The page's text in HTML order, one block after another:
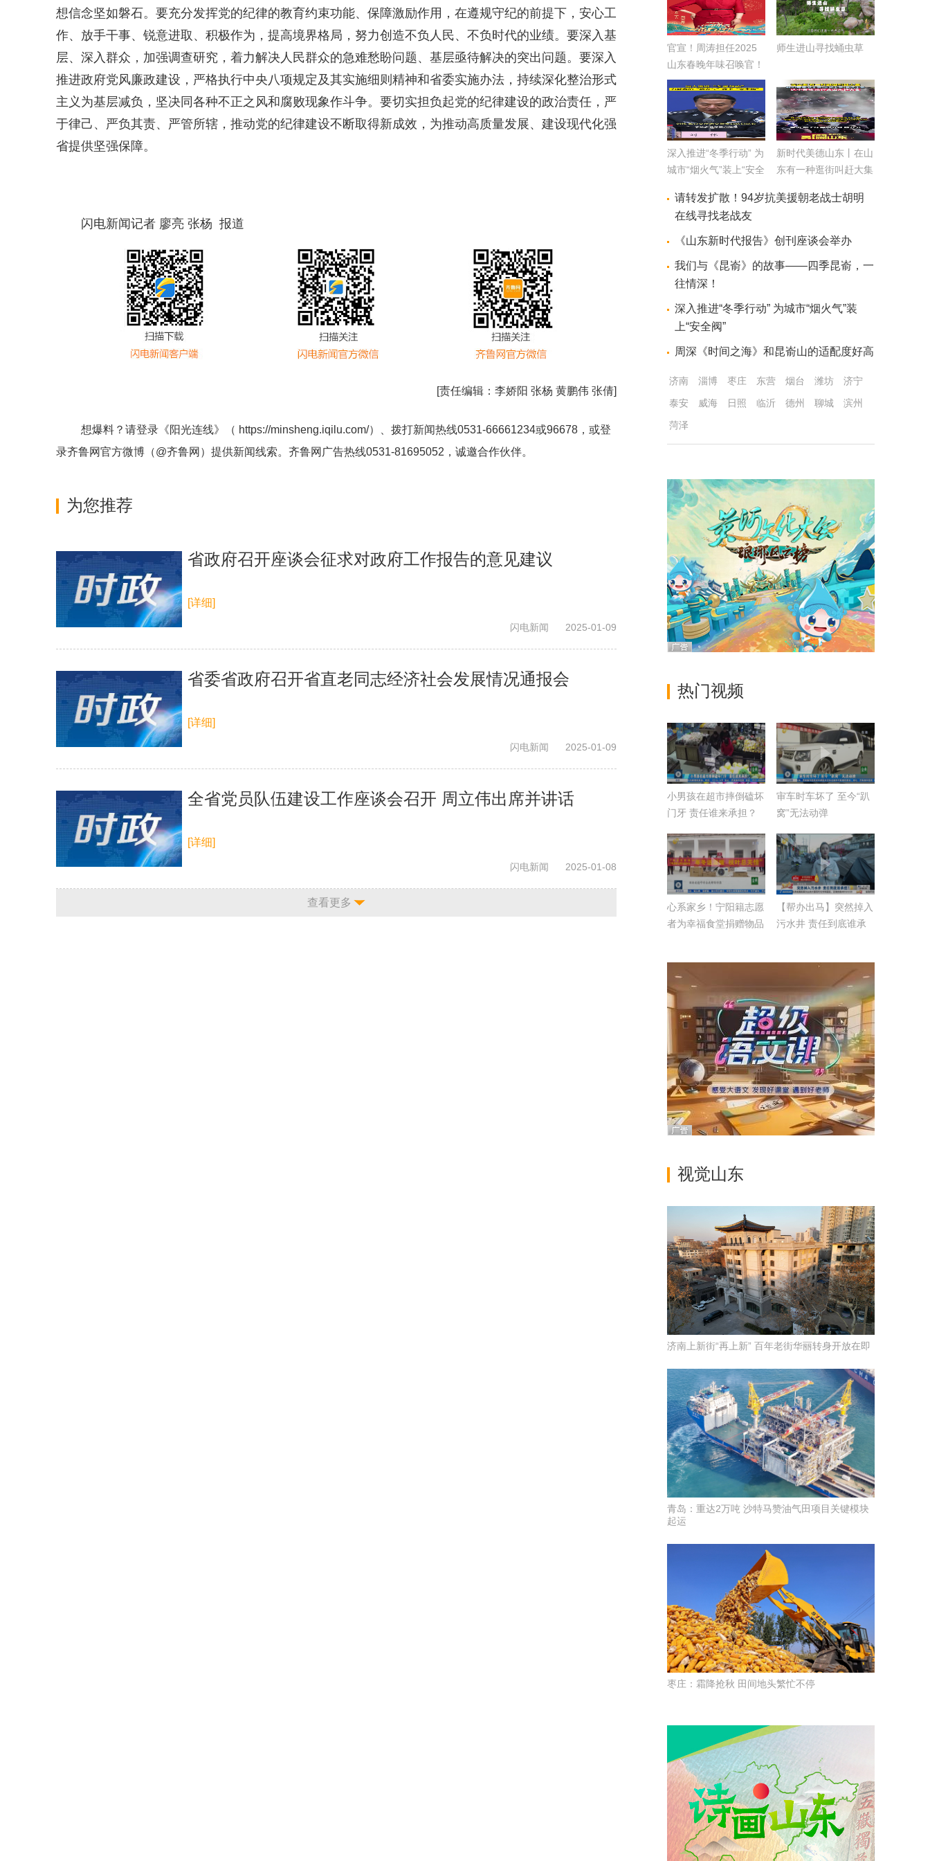
想信念坚如磐石。要充分发挥党的纪律的教育约束功能、保障激励作用，在遵规守纪的前提下，安心工
作、放手干事、锐意进取、积极作为，提高境界格局，努力创造不负人民、不负时代的业绩。要深入基
层、深入群众，加强调查研究，着力解决人民群众的急难愁盼问题、基层亟待解决的突出问题。要深入
推进政府党风廉政建设，严格执行中央八项规定及其实施细则精神和省委实施办法，持续深化整治形式
主义为基层减负，坚决同各种不正之风和腐败现象作斗争。要切实担负起党的纪律建设的政治责任，严
于律己、严负其责、严管所辖，推动党的纪律建设不断取得新成效，为推动高质量发展、建设现代化强
省提供坚强保障。
闪电新闻记者 廖亮 张杨 报道
[责任编辑： 李娇阳 张杨 黄鹏伟 张倩]
想爆料？请登录《阳光连线》（ https://minsheng.iqilu.com/）、拨打新闻热线0531-66661234或96678，或登
录齐鲁网官方微博（@齐鲁网 ）提供新闻线索。齐鲁网广告热线0531-81695052 ，诚邀合作伙伴。
为您推荐
省政府召开座谈会征求对政府工作报告的意见建议
[详细]
闪电新闻 2025-01-09
省委省政府召开省直老同志经济社会发展情况通报会
[详细]
闪电新闻 2025-01-09
全省党员队伍建设工作座谈会召开 周立伟出席并讲话
[详细]
闪电新闻 2025-01-08
查看更多
官宣！周涛担任2025
山东春晚年味召唤官！
师生进山寻找蛹虫草
深入推进“冬季行动” 为
城市“烟火气”装上“安全
新时代美德山东丨在山
东有一种逛街叫赶大集
黄河大集 运河大集 海
请转发扩散！94岁抗美援朝老战士胡明
在线寻找老战友
《山东新时代报告》创刊座谈会举办
我们与《昆嵛》的故事——四季昆嵛，一
往情深！
深入推进“冬季行动” 为城市“烟火气”装
上“安全阀”
周深《时间之海》和昆嵛山的适配度好高
济南 淄博 枣庄 东营 烟台 潍坊
济宁
泰安
威海 日照 临沂 德州 聊城
滨州
菏泽
热门视频
小男孩在超市摔倒磕坏
门牙 责任谁来承担？
审车时车坏了 至今“趴
窝”无法动弹
心系家乡！宁阳籍志愿
者为幸福食堂捐赠物品
【帮办出马】突然掉入
污水井 责任到底谁承
视觉山东
济南上新街“再上新” 百年老街华丽转身开放在即
青岛：重达2万吨 沙特马赞油气田项目关键模块
起运
枣庄：霜降抢秋 田间地头繁忙不停